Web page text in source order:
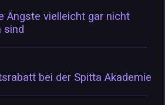
Ängste vielleicht gar nicht
sind
bei der Spitta Akademie